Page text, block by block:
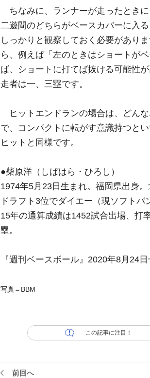
ちなみに、ランナーが走ったときに
二遊間のどちらがベースカバーに入
しっかりと観察しておく必要があり
ら、例えば「左のときはショートが
ば、ショートに打てば抜ける可能性
走者は一、三塁です。
ヒットエンドランの場合は、どん
で、コンパクトに転がす意識持つと
ヒットと同様です。
●柴原洋（しばはら・ひろし）
1974年5月23日生まれ。福岡県出身
ドラフト3位でダイエー（現ソフト
15年の通算成績は1452試合出場、打
塁。
『週刊ベースボール』2020年8月24
写真＝BBM
この記事に注目！
前回へ